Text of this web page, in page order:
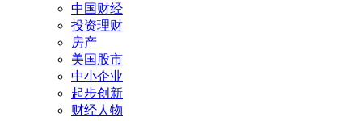
中国财经
投资理财
房产
美国股市
中小企业
起步创新
财经人物